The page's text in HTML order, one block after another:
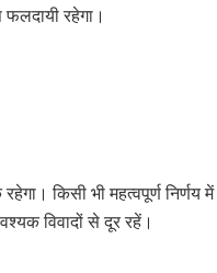
फलदायी रहेगा।
किसी भी महत्वपूर्ण
विवादों से दूर रहें।